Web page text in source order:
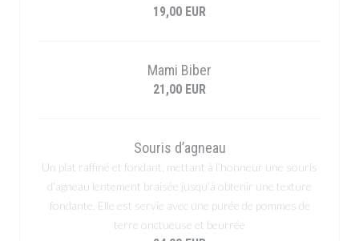
19,00 EUR
Mami Biber
21,00 EUR
Souris d’agneau
Un plat raffiné et fondant, mettant à l’honneur une souris
d’agneau lentement braisée jusqu’à obtenir une texture
fondante. Elle est servie avec une purée de pommes de
terre onctueuse et beurrée